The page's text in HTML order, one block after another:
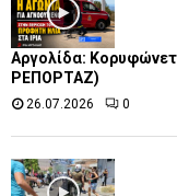
Αργολίδα:
ΡΕΠΟΡΤΑΖ)
26.07.2026 0